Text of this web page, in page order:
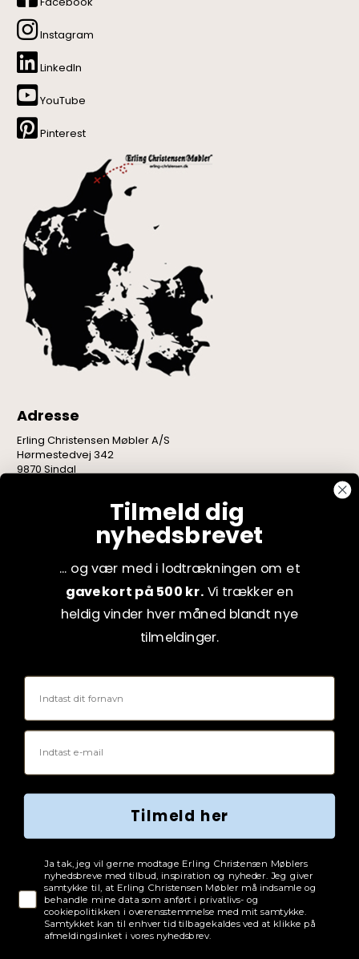
Instagram
LinkedIn
YouTube
Pinterest
Adresse
Erling Christensen Møbler A/S
Hørmestedvej 342
9870 Sindal
Tilmeld dig
nyhedsbrevet
... og vær med i lodtrækningen om et
gavekort på 500 kr. Vi trækker en
heldig vinder hver måned blandt nye
tilmeldinger.
Fornavn
Email
Tilmeld her
Tjekboks samtykke
Ja tak, jeg vil gerne modtage Erling Christensen Møblers
nyhedsbreve med tilbud, inspiration og nyheder. Jeg giver
samtykke til, at Erling Christensen Møbler må indsamle og
behandle mine data som anført i privatlivs- og
cookiepolitikken i overensstemmelse med mit samtykke.
Samtykket kan til enhver tid tilbagekaldes ved at klikke på
afmeldingslinket i vores nyhedsbrev.